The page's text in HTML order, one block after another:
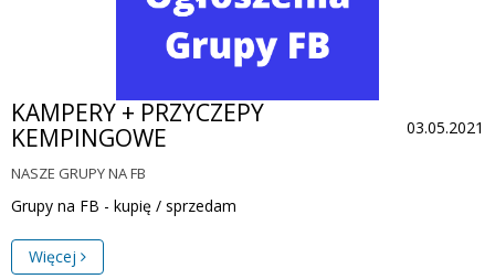
03.05.2021
KAMPERY + PRZYCZEPY
KEMPINGOWE
NASZE GRUPY NA FB
Grupy na FB - kupię / sprzedam
Więcej